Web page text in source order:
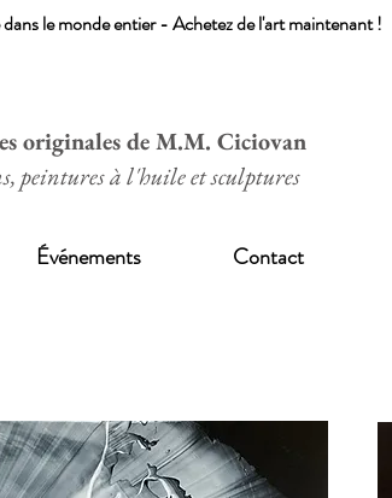
le monde entier - Achetez de l'art maintenant !
originales de M.M. Ciciovan
peintures à l'huile et sculptures
Événements Contact